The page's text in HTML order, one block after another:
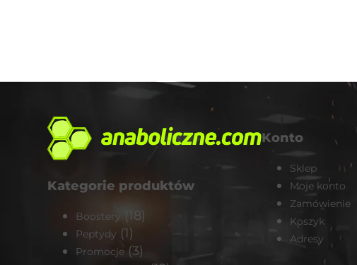
Kategorie produktów
Boostery (18)
Peptydy (1)
Promocje (3)
Konto
Sklep
Moje konto
Zamówienie
Koszyk
Adresy